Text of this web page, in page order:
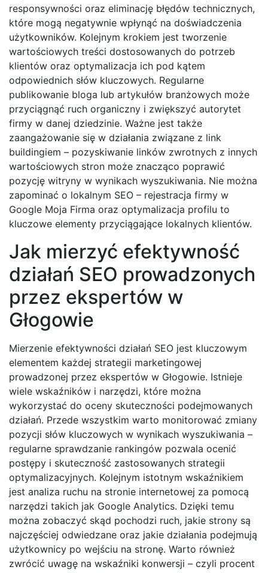
responsywności oraz eliminację błędów technicznych,
które mogą negatywnie wpłynąć na doświadczenia
użytkowników. Kolejnym krokiem jest tworzenie
wartościowych treści dostosowanych do potrzeb
klientów oraz optymalizacja ich pod kątem
odpowiednich słów kluczowych. Regularne
publikowanie bloga lub artykułów branżowych może
przyciągnąć ruch organiczny i zwiększyć autorytet
firmy w danej dziedzinie. Ważne jest także
zaangażowanie się w działania związane z link
buildingiem – pozyskiwanie linków zwrotnych z innych
wartościowych stron może znacząco poprawić
pozycję witryny w wynikach wyszukiwania. Nie można
zapominać o lokalnym SEO – rejestracja firmy w
Google Moja Firma oraz optymalizacja profilu to
kluczowe elementy przyciągające lokalnych klientów.
Jak mierzyć efektywność
działań SEO prowadzonych
przez ekspertów w
Głogowie
Mierzenie efektywności działań SEO jest kluczowym
elementem każdej strategii marketingowej
prowadzonej przez ekspertów w Głogowie. Istnieje
wiele wskaźników i narzędzi, które można
wykorzystać do oceny skuteczności podejmowanych
działań. Przede wszystkim warto monitorować zmiany
pozycji słów kluczowych w wynikach wyszukiwania –
regularne sprawdzanie rankingów pozwala ocenić
postępy i skuteczność zastosowanych strategii
optymalizacyjnych. Kolejnym istotnym wskaźnikiem
jest analiza ruchu na stronie internetowej za pomocą
narzędzi takich jak Google Analytics. Dzięki temu
można zobaczyć skąd pochodzi ruch, jakie strony są
najczęściej odwiedzane oraz jakie działania podejmują
użytkownicy po wejściu na stronę. Warto również
zwrócić uwagę na wskaźniki konwersji – czyli procent